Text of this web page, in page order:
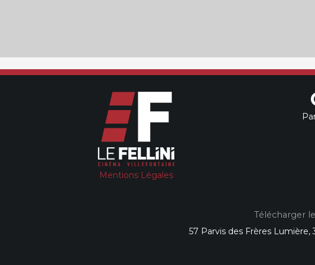
Mentions Légales
Télécharger
57 Parvis des Frères